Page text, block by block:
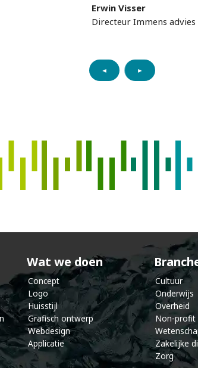
Erwin Visser
Directeur Immens advies
◄ ►
nke
Wat we doen
Concept
Logo
Huisstijl
Grafisch ontwerp
Webdesign
Applicatie
Cultuur
Onderwijs
Overheid
Non-profit
Zakelijke
Zorg